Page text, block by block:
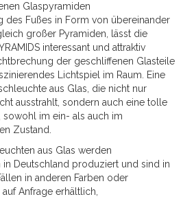
Glaspyramiden
des Fußes in Form von übereinander
großer Pyramiden, lässt die
interessant und attraktiv
der geschliffenen Glasteile
Lichtspiel im Raum. Eine
aus Glas, die nicht nur
ausstrahlt, sondern auch eine tolle
sowohl im ein- als auch im
Zustand.
aus Glas werden
in Deutschland produziert und sind in
in anderen Farben oder
Anfrage erhältlich,